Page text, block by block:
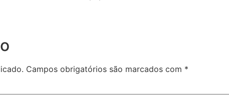
Campos obrigatórios são marcados com *